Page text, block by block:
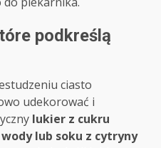
podkreślą
ciasto
udekorować i
lukier z cukru
lub soku z cytryny